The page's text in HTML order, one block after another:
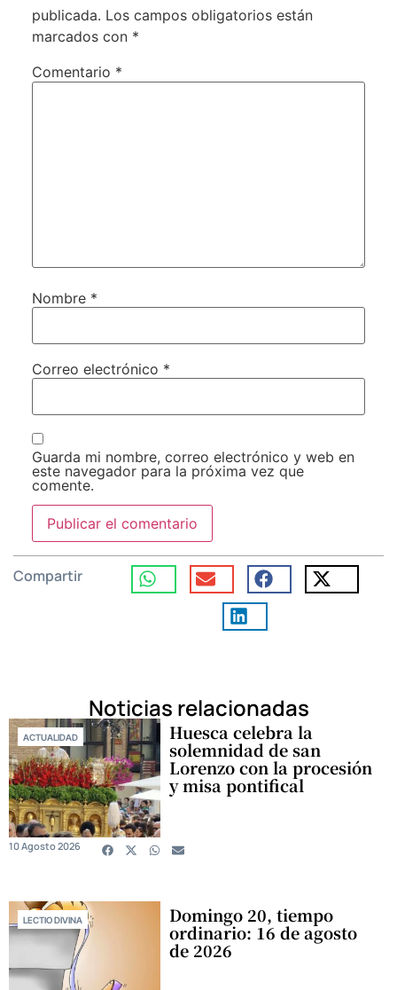
publicada. Los campos obligatorios están
marcados con *
Comentario *
Nombre *
Correo electrónico *
Guarda mi nombre, correo electrónico y web en
este navegador para la próxima vez que
comente.
Compartir
Noticias relacionadas
ACTUALIDAD Huesca celebra la
solemnidad de san
Lorenzo con la procesión
y misa pontifical
10 Agosto 2026
LECTIO DIVINA Domingo 20, tiempo
ordinario: 16 de agosto
de 2026